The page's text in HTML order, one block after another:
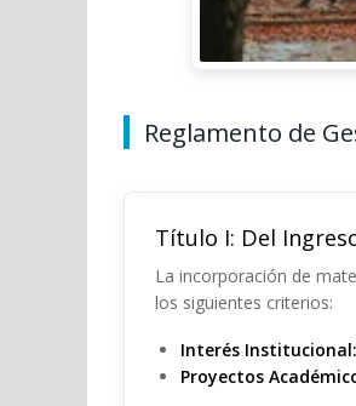
Reglamento de
Título I: Del
La incorporación de
los siguientes criterios:
Interés Institucional:
Proyectos